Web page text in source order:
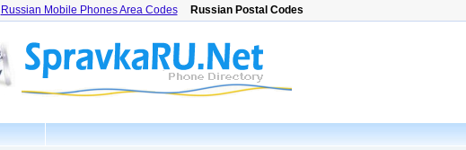
Russian Mobile Phones Area Codes Russian Postal Codes